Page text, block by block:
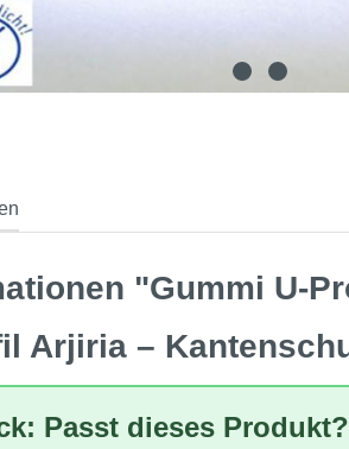
"Gummi U-
Arjiria –
Passt dieses Produkt?